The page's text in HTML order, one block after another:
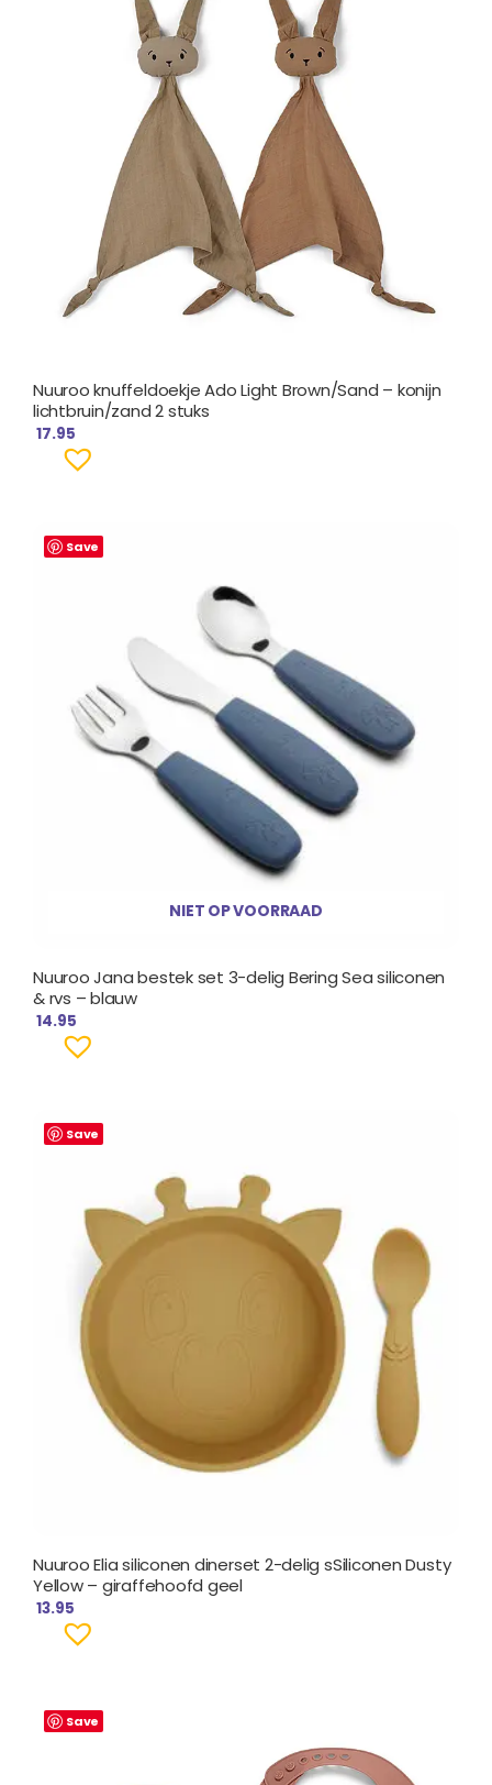
Nuuroo knuffeldoekje Ado Light Brown/Sand – konijn
lichtbruin/zand 2 stuks
17.95
Save
NIET OP VOORRAAD
Nuuroo Jana bestek set 3-delig Bering Sea siliconen
& rvs – blauw
14.95
Save
Nuuroo Elia siliconen dinerset 2-delig sSiliconen Dusty
Yellow – giraffehoofd geel
13.95
Save